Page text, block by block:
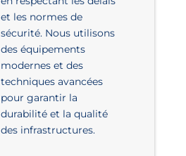
et les normes de
sécurité. Nous utilisons
des équipements
modernes et des
techniques avancées
pour garantir la
durabilité et la qualité
des infrastructures.